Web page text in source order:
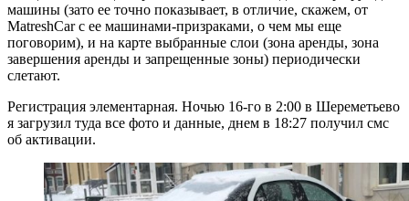
машины (зато ее точно показывает, в отличие, скажем, от
MatreshCar с ее машинами-призраками, о чем мы еще
поговорим), и на карте выбранные слои (зона аренды, зона
завершения аренды и запрещенные зоны) периодически
слетают.
Регистрация элементарная. Ночью 16-го в 2:00 в Шереметьево
я загрузил туда все фото и данные, днем в 18:27 получил смс
об активации.